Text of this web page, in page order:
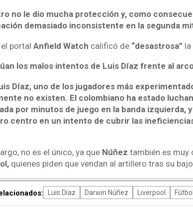
no le dio mucha protección y, como
demasiado inconsistente en la segunda
portal Anfield Watch calificó de “desastrosa”
los malos intentos de Luis Díaz frente al
Díaz, uno de los jugadores más
no existen. El colombiano ha estado
por minutos de juego en la banda izquierda,
centro en un intento de cubrir las
no es el único, ya que Núñez también es muy
quienes piden que vendan al artillero tras su
Luis Díaz Darwin Núñez Liverpool